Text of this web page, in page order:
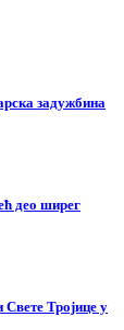
задужбина
део ширег
Свете Тројице у